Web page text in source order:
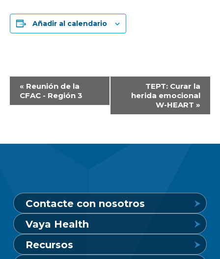
Añadir al calendario
Navegación
del
« Reunión de la
CFAC - Región 3
TEPT: Curar la
herida emocional
W-HEART »
Contacte con nosotros
Línea de crisis de salud mental
24 horas al día, 7 días a la semana
Vaya Health
Conozca Vaya
Recursos